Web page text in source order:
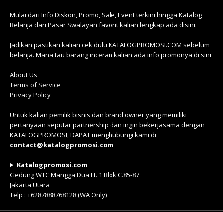
Mulai dari Info Diskon, Promo, Sale, Event terkini hingga Katalog
Belanja dari Pasar Swalayan favorit kalian lengkap ada disini.
Jadikan pastikan kalian cek dulu KATALOGPROMOSI.COM sebelum
belanja. Mana tau barang inceran kalian ada info promonya di sini
About Us
Terms of Service
Privacy Policy
Untuk kalian pemilik bisnis dan brand owner yang memiliki
pertanyaan seputar partnership dan ingin bekerjasama dengan
KATALOGPROMOSI, DAPAT menghubungi kami di
contact@katalogpromosi.com
Katalogpromosi.com
Gedung WTC Mangga Dua Lt. 1 Blok C.85-87
Jakarta Utara
Telp : +6287888768128 (WA Only)